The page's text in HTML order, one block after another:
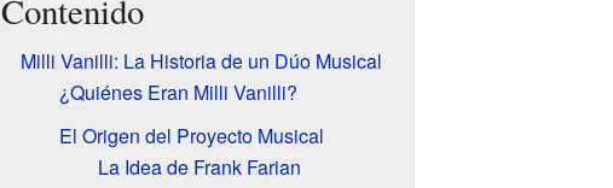
Contenido
Milli Vanilli: La Historia de un Dúo Musical
¿Quiénes Eran Milli Vanilli?
El Origen del Proyecto Musical
La Idea de Frank Farian